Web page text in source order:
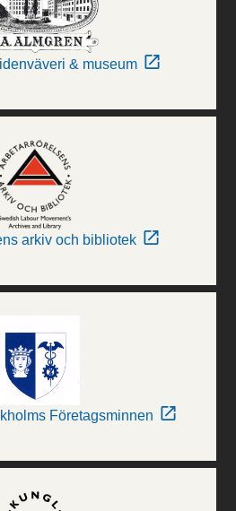
& museum
arkiv och bibliotek
Företagsminnen